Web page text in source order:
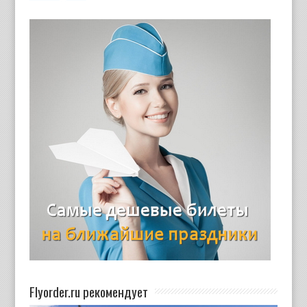
Flyorder.ru рекомендует